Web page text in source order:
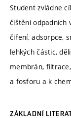
Student zvládne
čištění odpadních
čiření, adsorpce,
lehkých částic,
membrán,
a fosforu a k
ZÁKLADNÍ